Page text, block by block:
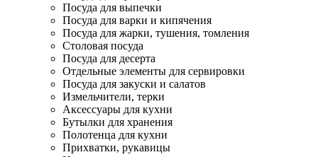
Посуда для выпечки
Посуда для варки и кипячения
Посуда для жарки, тушения, томления
Столовая посуда
Посуда для десерта
Отдельные элементы для сервировки
Посуда для закуски и салатов
Измельчители, терки
Аксессуары для кухни
Бутылки для хранения
Полотенца для кухни
Прихватки, рукавицы